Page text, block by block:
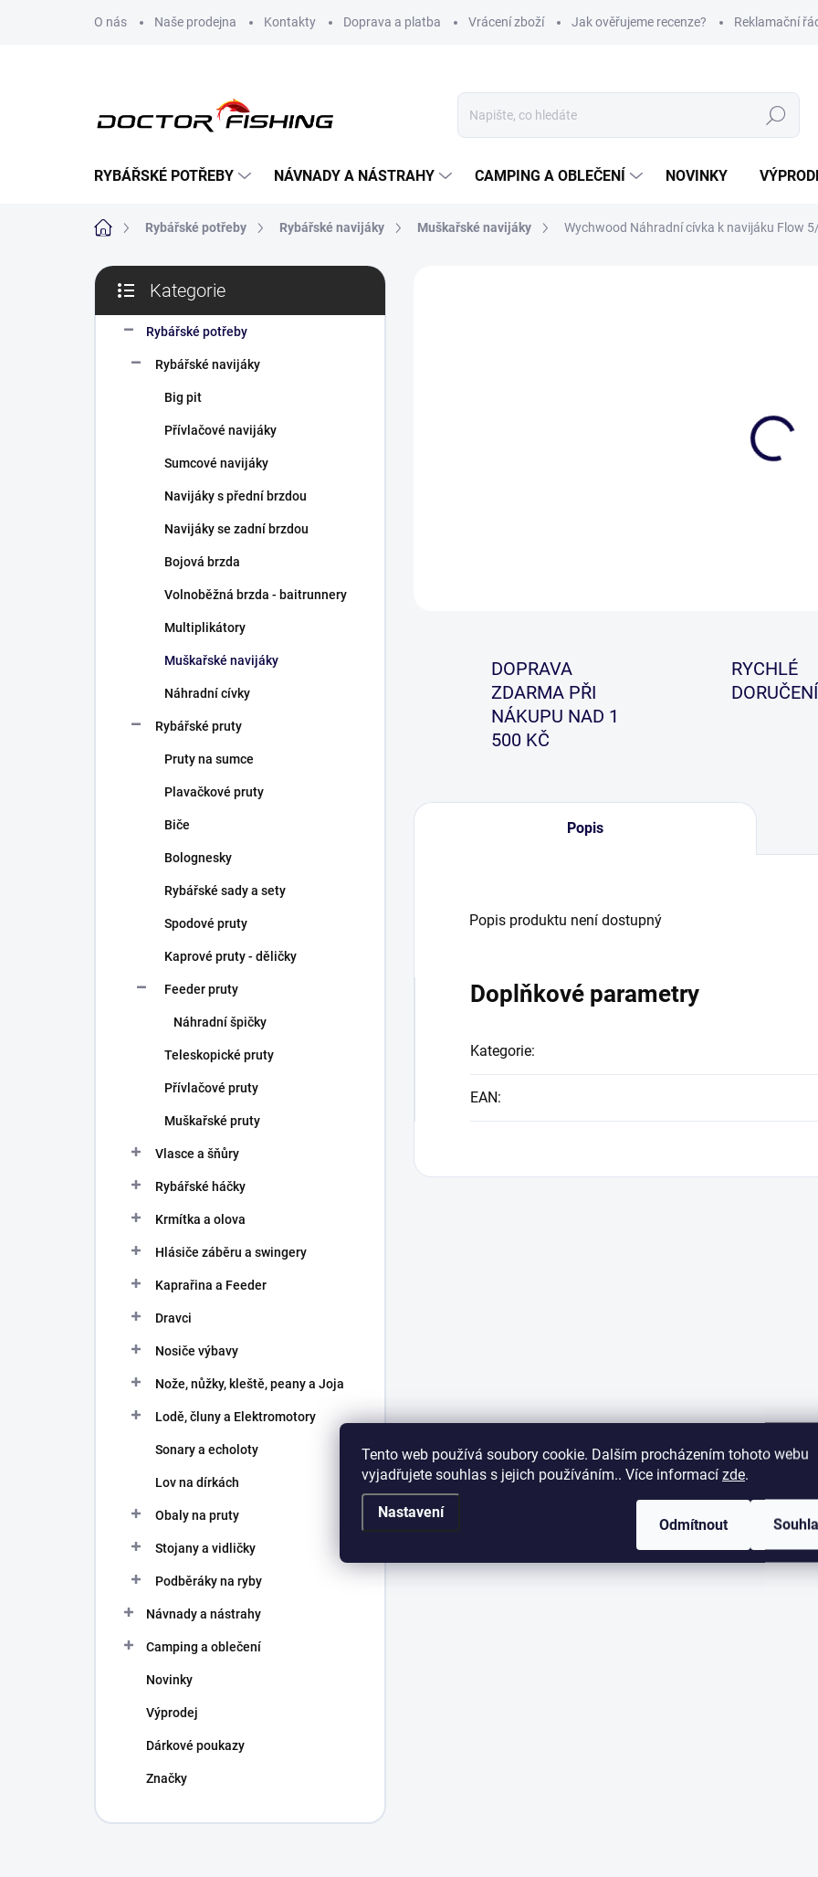
Tento web používá soubory cookie. Dalším procházením tohoto webu
vyjadřujete souhlas s jejich používáním.. Více informací zde.
Nastavení
Odmítnout
O nás Naše prodejna Kontakty Doprava a platba Vrácení zboží Jak ověřujeme recenze? Reklamační
Hledat
RYBÁŘSKÉ POTŘEBY NÁVNADY A NÁSTRAHY CAMPING A OBLEČENÍ NOVINKY
Domů Rybářské potřeby Rybářské navijáky Muškařské navijáky Wychwood Náhradní cívka k navijáku Flow
P
s
kategorie
Kategorie
Rybářské potřeby
Rybářské navijáky
Big pit
Přívlačové navijáky
Sumcové navijáky
Navijáky s přední brzdou
Navijáky se zadní brzdou
Bojová brzda
Volnoběžná brzda - baitrunnery
Multiplikátory
Muškařské navijáky
Náhradní cívky
Rybářské pruty
Pruty na sumce
Plavačkové pruty
Biče
Bolognesky
Rybářské sady a sety
Spodové pruty
Kaprové pruty - děličky
Feeder pruty
Náhradní špičky
Teleskopické pruty
Přívlačové pruty
Muškařské pruty
Vlasce a šňůry
Rybářské háčky
Krmítka a olova
Hlásiče záběru a swingery
Kaprařina a Feeder
Dravci
Nosiče výbavy
Nože, nůžky, kleště, peany a Joja
Lodě, čluny a Elektromotory
Sonary a echoloty
Lov na dírkách
Obaly na pruty
Stojany a vidličky
Podběráky na ryby
Návnady a nástrahy
Camping a oblečení
Novinky
Výprodej
Dárkové poukazy
Značky
DOPRAVA
ZDARMA PŘI
NÁKUPU NAD 1
500 KČ
RYCHLÉ
DORUČENÍ
Popis
Popis produktu není dostupný
Doplňkové parametry
Kategorie:
EAN: